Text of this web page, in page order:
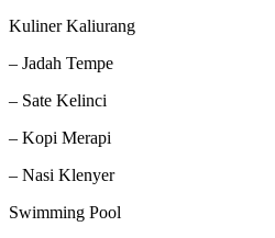
Kuliner Kaliurang
– Jadah Tempe
– Sate Kelinci
– Kopi Merapi
– Nasi Klenyer
Swimming Pool